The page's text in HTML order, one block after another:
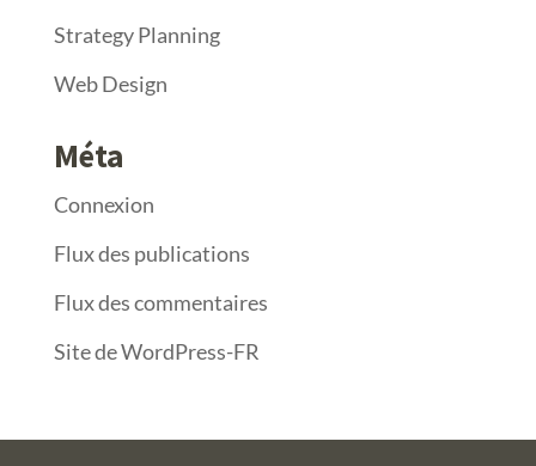
Strategy Planning
Web Design
Méta
Connexion
Flux des publications
Flux des commentaires
Site de WordPress-FR